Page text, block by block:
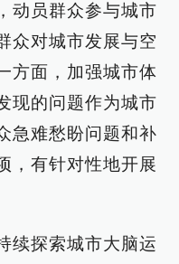
动员群众参与城市
众对城市发展与空
方面，加强城市体
现的问题作为城市
急难愁盼问题和补
，有针对性地开展
续探索城市大脑运